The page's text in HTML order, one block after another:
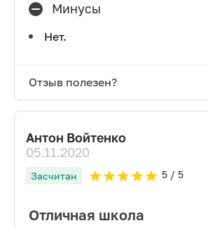
Минусы
Нет.
Отзыв полезен?
Антон Войтенко
05.11.2020
Засчитан 5/ 5
Отличная школа